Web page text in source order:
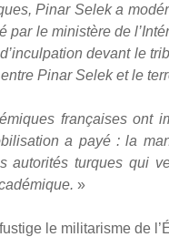
Pinar Selek a
par le minis­tère de
devant le
Pinar Selek et le
fran­çaises ont
a payé : la
auto­ri­tés turques qui
»
le mili­ta­risme de